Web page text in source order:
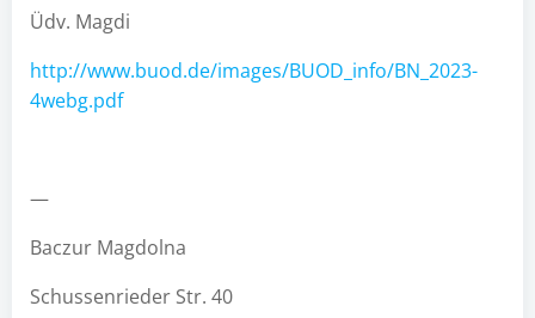
Üdv. Magdi
http://www.buod.de/images/BUOD_info/BN_2023-
4webg.pdf
—
Baczur Magdolna
Schussenrieder Str. 40